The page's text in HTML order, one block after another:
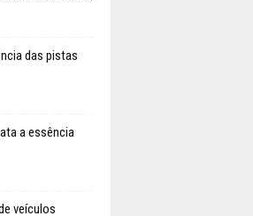
das pistas
a essência
veículos